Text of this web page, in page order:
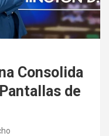
Consolida
de